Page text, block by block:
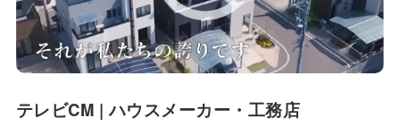
テレビCM | ハウスメーカー・工務店